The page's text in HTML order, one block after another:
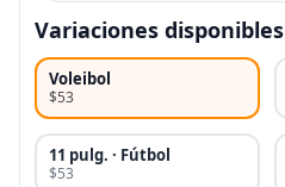
Variaciones disponibles
Voleibol
$53
11 pulg. · Fútbol
$53